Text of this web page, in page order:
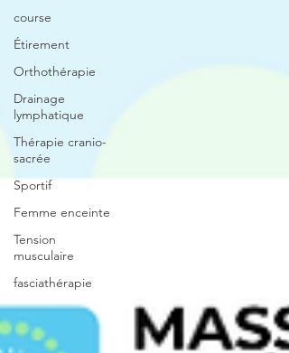
course
Étirement
Orthothérapie
Drainage
lymphatique
Thérapie cranio-
sacrée
Sportif
Femme enceinte
Tension
musculaire
fasciathérapie